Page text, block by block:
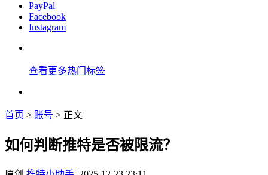
PayPal
Facebook
Instagram
查看更多热门标签
首页 > 账号 > 正文
如何判断推特是否被限流？